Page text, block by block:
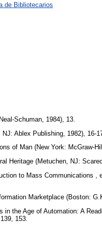
de Bibliotecarios
Schuman, 1984), 13.
Ablex Publishing, 1982), 16-
of Man (New York: McGraw-
Heritage (Metuchen, NJ:
to Mass Communications ,
Marketplace (Boston:
the Age of Automation: A
153.